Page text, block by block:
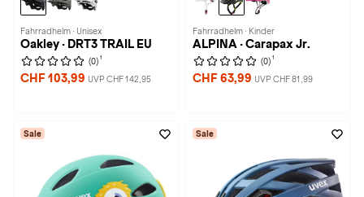
Fahrradhelm · Unisex
Oakley · DRT3 TRAIL EU
(0) 1
CHF 103,99 UVP CHF 142,95
Fahrradhelm · Kinder
ALPINA · Carapax Jr.
(0) 1
CHF 63,99 UVP CHF 81,99
Sale Sale